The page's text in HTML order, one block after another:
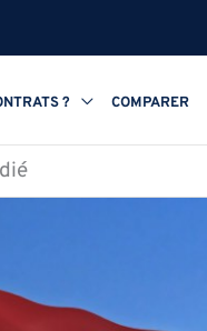
? COMPARER